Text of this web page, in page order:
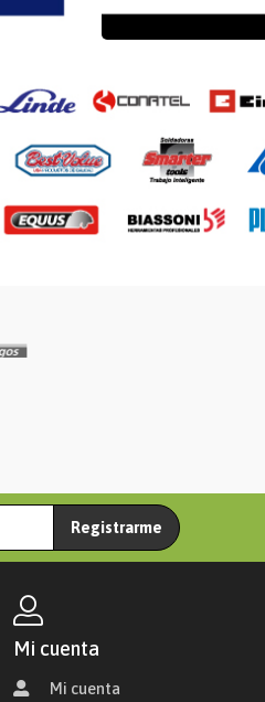
Registrarme
Mi cuenta
Mi cuenta